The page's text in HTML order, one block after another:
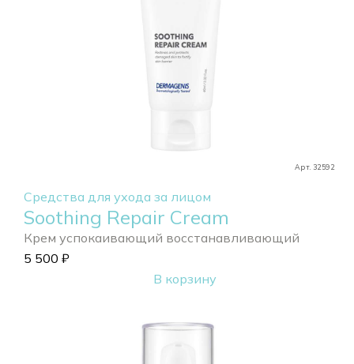
Арт. 32592
Средства для ухода за лицом
Soothing Repair Cream
Крем успокаивающий восстанавливающий
5 500 ₽
В корзину